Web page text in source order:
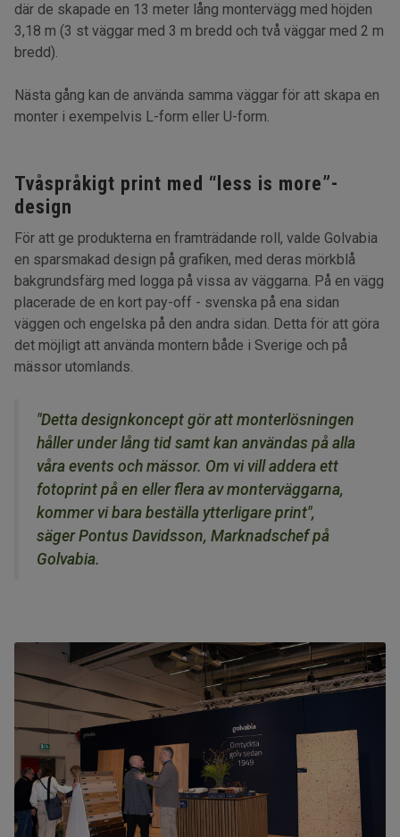
där de skapade en 13 meter lång montervägg med höjden
3,18 m (3 st väggar med 3 m bredd och två väggar med 2 m
bredd).
Nästa gång kan de använda samma väggar för att skapa en
monter i exempelvis L-form eller U-form.
Tvåspråkigt print med “less is more”-
design
För att ge produkterna en framträdande roll, valde Golvabia
en sparsmakad design på grafiken, med deras mörkblå
bakgrundsfärg med logga på vissa av väggarna. På en vägg
placerade de en kort pay-off - svenska på ena sidan
väggen och engelska på den andra sidan. Detta för att göra
det möjligt att använda montern både i Sverige och på
mässor utomlands.
"Detta designkoncept gör att monterlösningen
håller under lång tid samt kan användas på alla
våra events och mässor. Om vi vill addera ett
fotoprint på en eller flera av monterväggarna,
kommer vi bara beställa ytterligare print",
säger Pontus Davidsson, Marknadschef på
Golvabia.